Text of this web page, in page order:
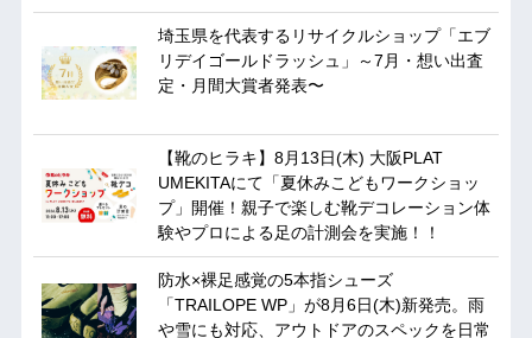
埼玉県を代表するリサイクルショップ「エブ
リデイゴールドラッシュ」～7月・想い出査
定・月間大賞者発表〜
【靴のヒラキ】8月13日(木) 大阪PLAT
UMEKITAにて「夏休みこどもワークショッ
プ」開催！親子で楽しむ靴デコレーション体
験やプロによる足の計測会を実施！！
防水×裸足感覚の5本指シューズ
「TRAILOPE WP」が8月6日(木)新発売。雨
や雪にも対応、アウトドアのスペックを日常